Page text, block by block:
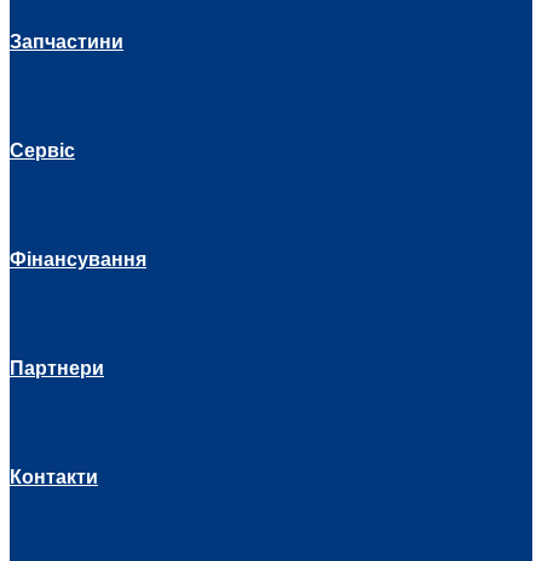
Запчастини
Сервіс
Фінансування
Партнери
Контакти